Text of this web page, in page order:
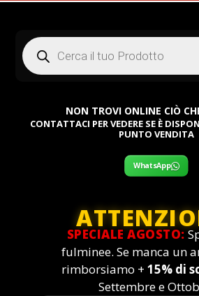
Products
search
NON TROVI ONLINE CIÒ
CONTATTACI PER VEDERE SE È
PUNTO VENDITA
WhatsApp
SPECIALE AGOSTO:
fulminee. Se manca un
rimborsiamo + 15% di
Settembre e